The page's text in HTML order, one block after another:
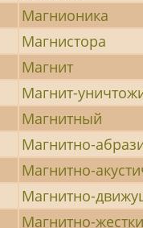
Магнионика
Магнистора
Магнит
Магнит-
Магнитный
Магнитно-
Магнитно-
Магнитно-
Магнитно-